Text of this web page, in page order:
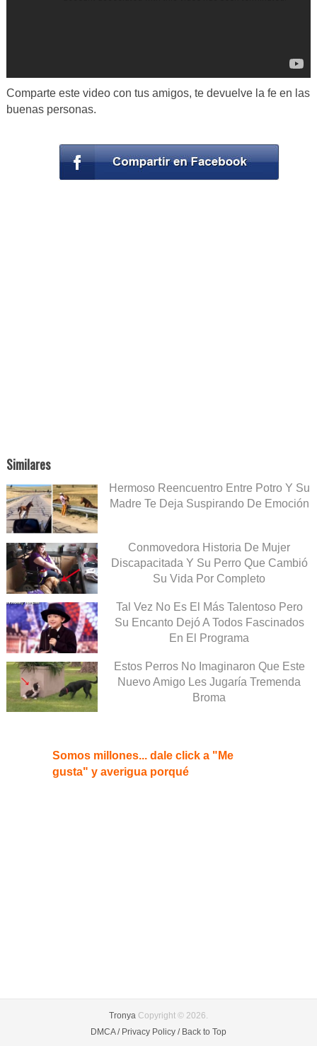
Comparte este video con tus amigos, te devuelve la fe en las
buenas personas.
Similares
Hermoso Reencuentro Entre Potro Y Su
Madre Te Deja Suspirando De Emoción
Conmovedora Historia De Mujer
Discapacitada Y Su Perro Que Cambió
Su Vida Por Completo
Tal Vez No Es El Más Talentoso Pero
Su Encanto Dejó A Todos Fascinados
En El Programa
Estos Perros No Imaginaron Que Este
Nuevo Amigo Les Jugaría Tremenda
Broma
Somos millones... dale click a "Me
gusta" y averigua porqué
TronyaCopyright © 2026.
DMCA / Privacy Policy / Back to Top